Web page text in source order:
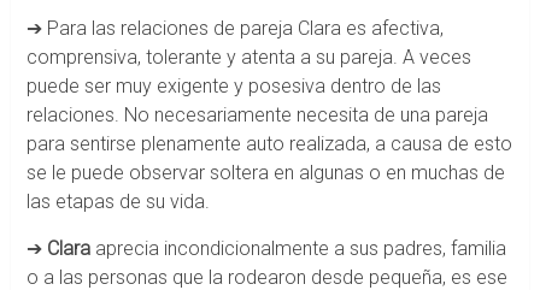
➔ Para las relaciones de pareja Clara es afectiva,
comprensiva, tolerante y atenta a su pareja. A veces
puede ser muy exigente y posesiva dentro de las
relaciones. No necesariamente necesita de una pareja
para sentirse plenamente auto realizada, a causa de esto
se le puede observar soltera en algunas o en muchas de
las etapas de su vida.
➔ Claraaprecia incondicionalmente a sus padres, familia
o a las personas que la rodearon desde pequeña, es ese